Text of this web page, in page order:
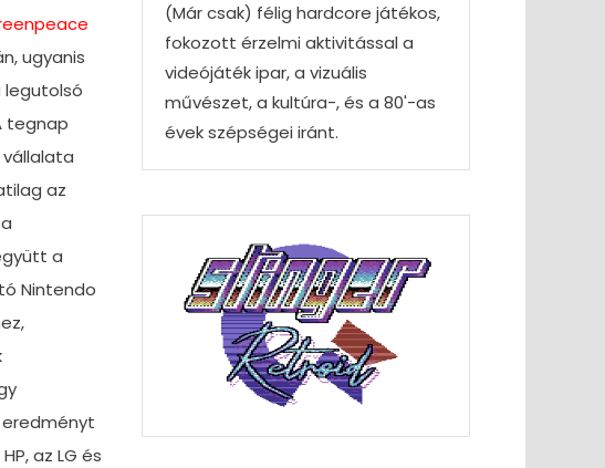
ugyanis
tegnap
vállalata
az
a
Nintendo
az LG és
(Már csak) félig hardcore játékos,
fokozott érzelmi aktivitással a
videójáték ipar, a vizuális
művészet, a kultúra-, és a 80'-as
évek szépségei iránt.